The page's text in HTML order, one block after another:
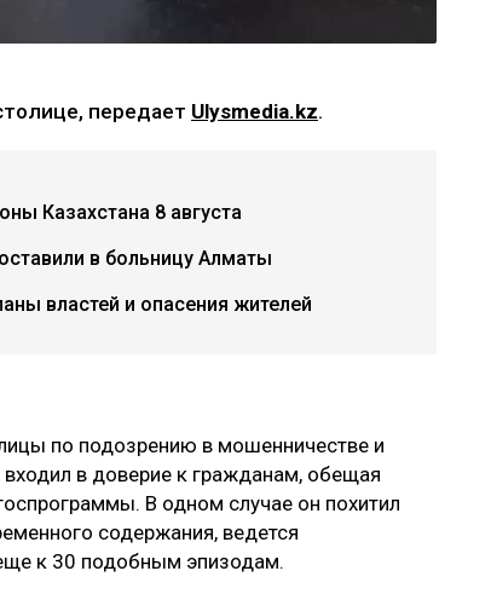
передает Ulysmedia.kz.
Казахстана 8 августа
в больницу Алматы
властей и опасения жителей
по подозрению в мошенничестве и
в доверие к гражданам, обещая
В одном случае он похитил
содержания, ведется
к 30 подобным эпизодам.